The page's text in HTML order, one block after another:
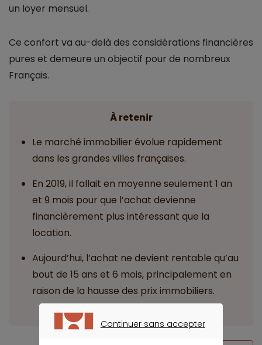
un loyer mensuel.
Ce confort va au-delà des considérations financières
pures et demeure un objectif pour de nombreux
Français.
À retenir
Le marché immobilier évolue rapidement
dans les grandes villes françaises.
En 2019, il fallait en moyenne seulement 1 an
et 9 mois pour que l’achat devienne
financièrement plus intéressant que la
location.
Aujourd’hui, l’achat ne devient rentable qu’au
bout de 15 ans et 6 mois, principalement en
raison de la hausse des prix immobiliers.
Continuer sans accepter